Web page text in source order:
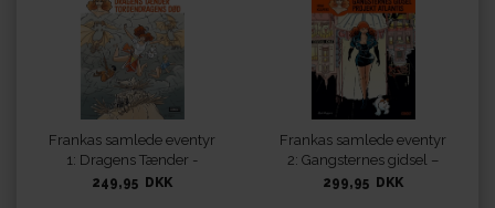
Frankas samlede eventyr
1: Dragens Tænder -
Tordendragens Død
249,95 DKK
Frankas samlede eventyr
2: Gangsternes gidsel –
Projekt Atlantis
299,95 DKK